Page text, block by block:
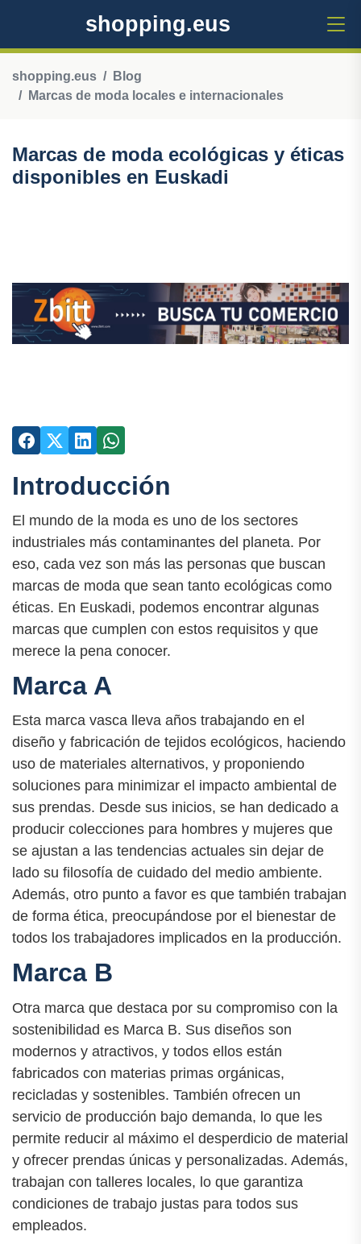
shopping.eus
shopping.eus
Blog
Marcas de moda locales e internacionales
Marcas de moda ecológicas y éticas
disponibles en Euskadi
Introducción
El mundo de la moda es uno de los sectores
industriales más contaminantes del planeta. Por
eso, cada vez son más las personas que buscan
marcas de moda que sean tanto ecológicas como
éticas. En Euskadi, podemos encontrar algunas
marcas que cumplen con estos requisitos y que
merece la pena conocer.
Marca A
Esta marca vasca lleva años trabajando en el
diseño y fabricación de tejidos ecológicos, haciendo
uso de materiales alternativos, y proponiendo
soluciones para minimizar el impacto ambiental de
sus prendas. Desde sus inicios, se han dedicado a
producir colecciones para hombres y mujeres que
se ajustan a las tendencias actuales sin dejar de
lado su filosofía de cuidado del medio ambiente.
Además, otro punto a favor es que también trabajan
de forma ética, preocupándose por el bienestar de
todos los trabajadores implicados en la producción.
Marca B
Otra marca que destaca por su compromiso con la
sostenibilidad es Marca B. Sus diseños son
modernos y atractivos, y todos ellos están
fabricados con materias primas orgánicas,
recicladas y sostenibles. También ofrecen un
servicio de producción bajo demanda, lo que les
permite reducir al máximo el desperdicio de material
y ofrecer prendas únicas y personalizadas. Además,
trabajan con talleres locales, lo que garantiza
condiciones de trabajo justas para todos sus
empleados.